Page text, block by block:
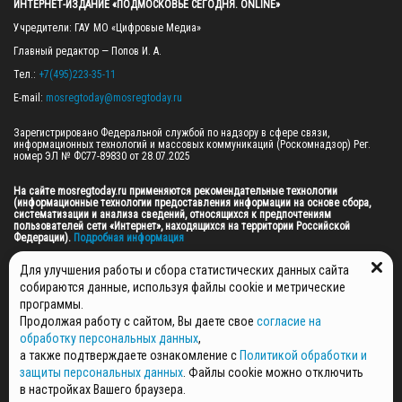
ИНТЕРНЕТ-ИЗДАНИЕ «ПОДМОСКОВЬЕ СЕГОДНЯ. ONLINE»
Учредители: ГАУ МО «Цифровые Медиа»
Главный редактор — Попов И. А.
Тел.: +7(495)223-35-11
E-mail: mosregtoday@mosregtoday.ru
Зарегистрировано Федеральной службой по надзору в сфере связи,
информационных технологий и массовых коммуникаций (Роскомнадзор) Рег.
номер ЭЛ № ФС77-89830 от 28.07.2025
На сайте mosregtoday.ru применяются рекомендательные технологии
(информационные технологии предоставления информации на основе сбора,
систематизации и анализа сведений, относящихся к предпочтениям
пользователей сети «Интернет», находящихся на территории Российской
Федерации). Подробная информация
© 2026 ПРАВА НА ВСЕ МАТЕРИАЛЫ САЙТА ПРИНАДЛЕЖАТ ГАУ МО "ЦИФРОВЫЕ
МЕДИА" (ОГРН: 1255000059467).
ПОЛИТИКА ОБРАБОТКИ И ЗАЩИТЫ ПЕРСОНАЛЬНЫХ ДАННЫХ
НОВОСТИ
ГАЗЕТЫ
РЕКЛАМОДАТЕЛЯМ
Для улучшения работы и сбора статистических данных сайта
собираются данные, используя файлы cookie и метрические
программы.
Продолжая работу с сайтом, Вы даете свое согласие на
обработку персональных данных,
а также подтверждаете ознакомление с Политикой обработки и
защиты персональных данных . Файлы cookie можно отключить
в настройках Вашего браузера.